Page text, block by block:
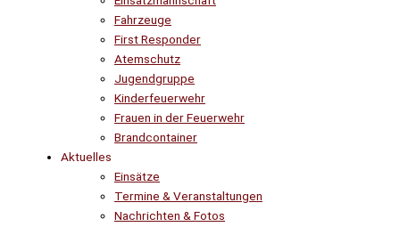
Fahrzeuge
First Responder
Atemschutz
Jugendgruppe
Kinderfeuerwehr
Frauen in der Feuerwehr
Brandcontainer
Aktuelles
Einsätze
Termine & Veranstaltungen
Nachrichten & Fotos